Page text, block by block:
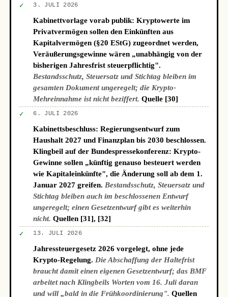
✓ 3. JULI 2026
Kabinettvorlage vorab publik: Kryptowerte im
Privatvermögen sollen den Einkünften aus
Kapitalvermögen (§20 EStG) zugeordnet werden,
Veräußerungsgewinne wären „unabhängig von der
bisherigen Jahresfrist steuerpflichtig".
Bestandsschutz, Steuersatz und Stichtag bleiben im
gesamten Dokument ungeregelt; die Krypto-
Mehreinnahme ist nicht beziffert. Quelle [30]
✓ 6. JULI 2026
Kabinettsbeschluss: Regierungsentwurf zum
Haushalt 2027 und Finanzplan bis 2030 beschlossen.
Klingbeil auf der Bundespressekonferenz: Krypto-
Gewinne sollen „künftig genauso besteuert werden
wie Kapitaleinkünfte", die Änderung soll ab dem 1.
Januar 2027 greifen. Bestandsschutz, Steuersatz und
Stichtag bleiben auch im beschlossenen Entwurf
ungeregelt; einen Gesetzentwurf gibt es weiterhin
nicht. Quellen [31], [32]
✓ 13. JULI 2026
Jahressteuergesetz 2026 vorgelegt, ohne jede
Krypto-Regelung. Die Abschaffung der Haltefrist
braucht damit einen eigenen Gesetzentwurf; das BMF
arbeitet nach Klingbeils Worten vom 16. Juli daran
und will „bald in die Frühkoordinierung". Quellen